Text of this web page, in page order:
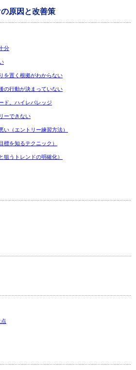
原因と改善策
分
を置く根拠がわからない
の行動が決まっていない
ド。ハイレバレッジ
ーできない
い（エントリー練習方法）
標を知るテクニック）
狙うトレンドの明確化）